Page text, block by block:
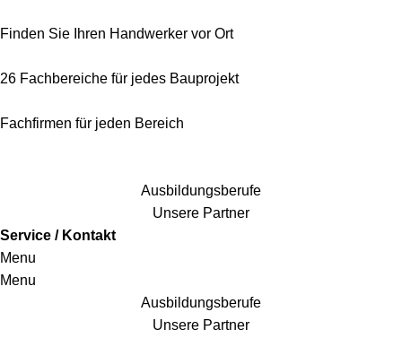
Finden Sie Ihren Handwerker vor Ort
26 Fachbereiche für jedes Bauprojekt
Fachfirmen für jeden Bereich
Ausbildungsberufe
Unsere Partner
Service / Kontakt
Menu
Menu
Ausbildungsberufe
Unsere Partner